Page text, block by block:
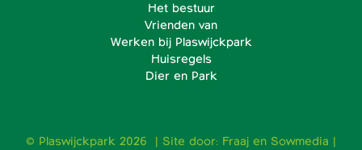
Het bestuur
Vrienden van
Werken bij Plaswijckpark
Huisregels
Dier en Park
© Plaswijckpark 2026 | Site door: Fraaj en Sowmedia |